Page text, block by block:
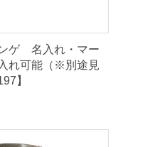
ゲ 名入れ・マー
れ可能（※別途見
】